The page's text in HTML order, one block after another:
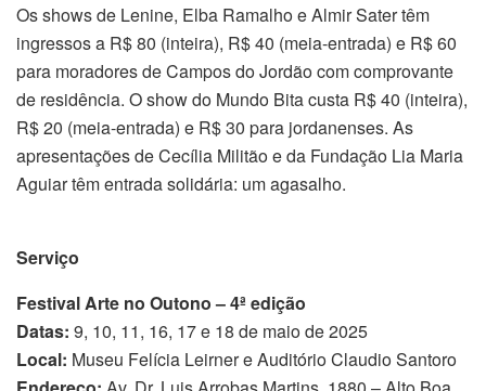
Os shows de Lenine, Elba Ramalho e Almir Sater têm
ingressos a R$ 80 (inteira), R$ 40 (meia-entrada) e R$ 60
para moradores de Campos do Jordão com comprovante
de residência. O show do Mundo Bita custa R$ 40 (inteira),
R$ 20 (meia-entrada) e R$ 30 para jordanenses. As
apresentações de Cecília Militão e da Fundação Lia Maria
Aguiar têm entrada solidária: um agasalho.
Serviço
Festival Arte no Outono – 4ª edição
Datas: 9, 10, 11, 16, 17 e 18 de maio de 2025
Local: Museu Felícia Leirner e Auditório Claudio Santoro